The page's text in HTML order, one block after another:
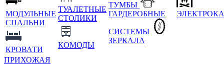
МОДУЛЬНЫЕ
СПАЛЬНИ
КРОВАТИ
ТУАЛЕТНЫЕ
СТОЛИКИ
КОМОДЫ
ТУМБЫ
ГАРДЕРОБНЫЕ
СИСТЕМЫ
ЗЕРКАЛА
ПРИХОЖАЯ